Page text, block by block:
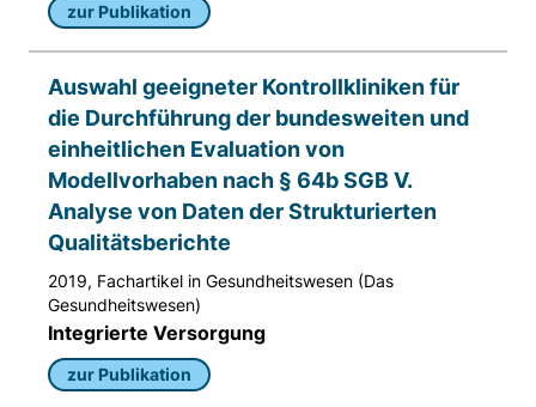
zur Publikation
Auswahl geeigneter Kontrollkliniken für
die Durchführung der bundesweiten und
einheitlichen Evaluation von
Modellvorhaben nach § 64b SGB V.
Analyse von Daten der Strukturierten
Qualitätsberichte
2019, Fachartikel in Gesundheitswesen (Das
Gesundheitswesen)
Integrierte Versorgung
zur Publikation
Zweck:
Sprache des Benutzers
Cookie Laufzeit:
Sitzung